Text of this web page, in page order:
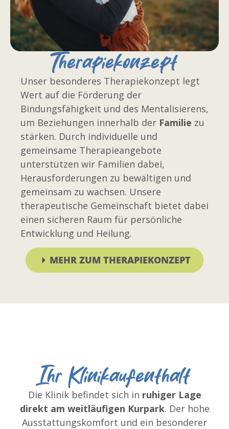
Therapiekonzept
Unser besonderes Therapiekonzept legt
Wert auf die Förderung der
Bindungsfähigkeit und des Mentalisierens,
um Beziehungen innerhalb der Familie zu
stärken. Durch individuelle und
gemeinsame Therapieangebote
unterstützen wir Familien dabei,
Herausforderungen zu bewältigen und
gemeinsam zu wachsen. Unsere
therapeutische Gemeinschaft bietet dabei
einen sicheren Raum für persönliche
Entwicklung und Heilung.
MEHR ZUM THERAPIEKONZEPT
Ihr Klinikaufenthalt
Die Klinik befindet sich in ruhiger Lage
direkt am weitläufigen Kurpark. Der hohe
Ausstattungskomfort und ein besonderer